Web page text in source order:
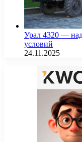
Урал 4320 —
условий
24.11.2025